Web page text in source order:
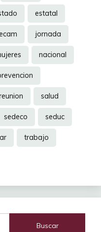
estatal
jornada
nacional
salud
sedeco seduc
trabajo